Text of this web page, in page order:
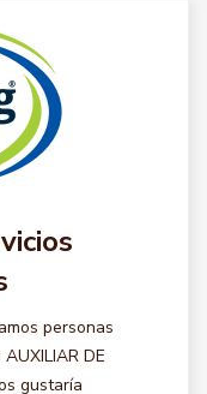
personas
DE
gustaría